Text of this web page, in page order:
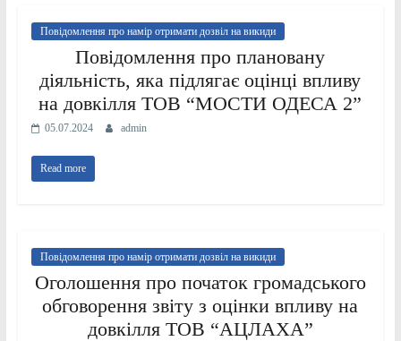
Повідомлення про намір отримати дозвіл на викиди
Повідомлення про плановану
діяльність, яка підлягає оцінці впливу
на довкілля ТОВ “МОСТИ ОДЕСА 2”
05.07.2024 admin
Read more
Повідомлення про намір отримати дозвіл на викиди
Оголошення про початок громадського
обговорення звіту з оцінки впливу на
довкілля ТОВ “АЦЛАХА”